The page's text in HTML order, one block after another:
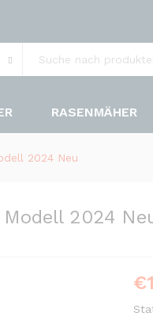
RASENMÄHER
2024 Neu
2024
€